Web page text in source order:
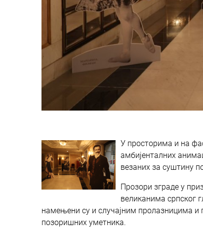
У просторима и на
амбијенталних
везаних за суштину
Прозори зграде у
великанима српског
намењени су и случајним пролазницима и
позоришних уметника.